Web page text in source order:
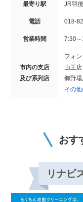
最寄り駅 JR羽
電話 018-
営業時間 7:30
市内の支店
及び系列店
フォ
山王
御野
その
おす
リナビ